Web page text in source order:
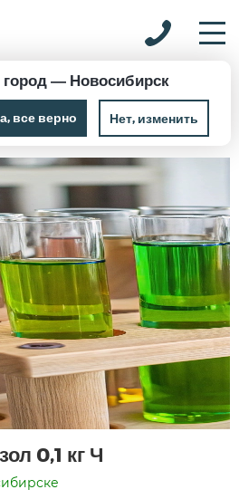
— Новосибирск
все верно Нет, изменить
реактивы
4-Аминоазобензол 0,1 кг Ч
0,1 кг Ч